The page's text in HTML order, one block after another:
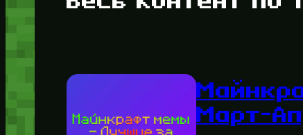
Март-